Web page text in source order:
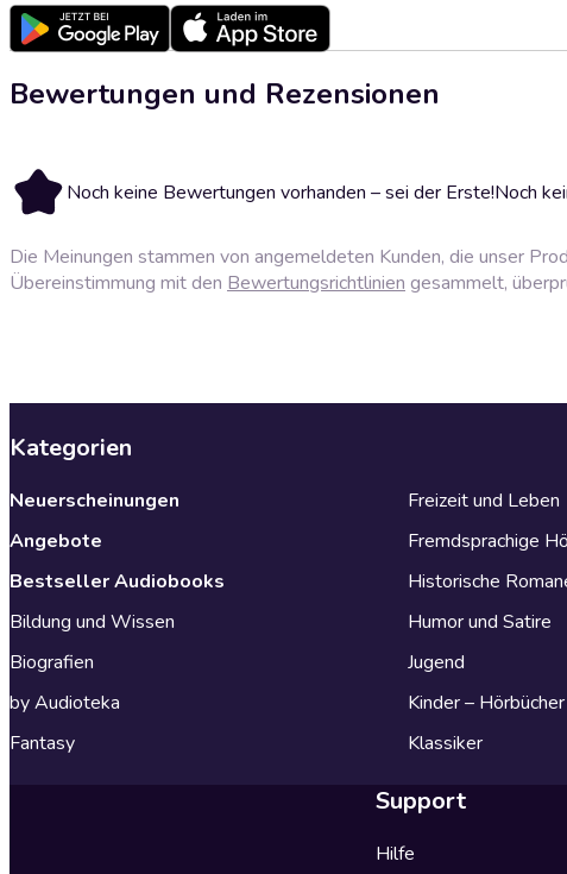
Bewertungen und Rezensionen
Noch keine Bewertungen vorhanden – sei der Erste!Noch
Die Meinungen stammen von angemeldeten Kunden, die unser
Übereinstimmung mit den Bewertungsrichtlinien gesammelt,
Kategorien
Neuerscheinungen
Angebote
Bestseller Audiobooks
Bildung und Wissen
Biografien
by Audioteka
Fantasy
Freizeit und Leben
Fremdsprachige
Historische
Humor und Satire
Jugend
Kinder – Hörbücher
Klassiker
Support
Hilfe